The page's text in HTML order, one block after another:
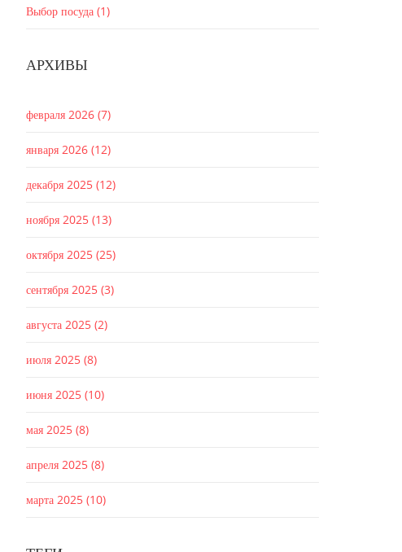
Выбор посуда (1)
АРХИВЫ
февраля 2026 (7)
января 2026 (12)
декабря 2025 (12)
ноября 2025 (13)
октября 2025 (25)
сентября 2025 (3)
августа 2025 (2)
июля 2025 (8)
июня 2025 (10)
мая 2025 (8)
апреля 2025 (8)
марта 2025 (10)